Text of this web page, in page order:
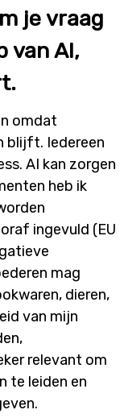
je vraag
van AI,
omdat
blijft. Iedereen
AI kan zorgen
heb ik
ingevuld (EU
mag
dieren,
van mijn
relevant om
te leiden en